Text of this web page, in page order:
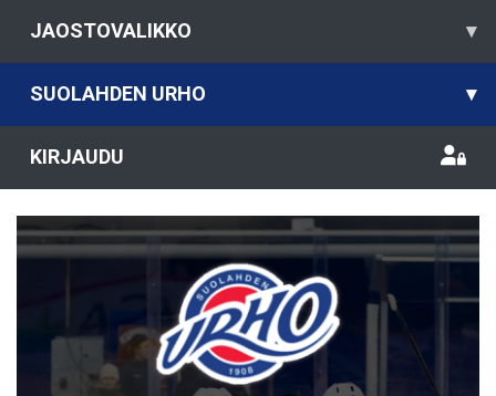
JAOSTOVALIKKO ▾
SUOLAHDEN URHO ▾
KIRJAUDU